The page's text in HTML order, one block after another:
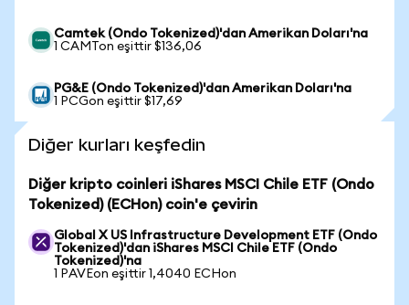
Camtek (Ondo Tokenized)'dan Amerikan Doları'na
1 CAMTon eşittir $136,06
PG&E (Ondo Tokenized)'dan Amerikan Doları'na
1 PCGon eşittir $17,69
Diğer kurları keşfedin
Diğer kripto coinleri iShares MSCI Chile ETF (Ondo
Tokenized) (ECHon) coin'e çevirin
Global X US Infrastructure Development ETF (Ondo
Tokenized)'dan iShares MSCI Chile ETF (Ondo
Tokenized)'na
1 PAVEon eşittir 1,4040 ECHon